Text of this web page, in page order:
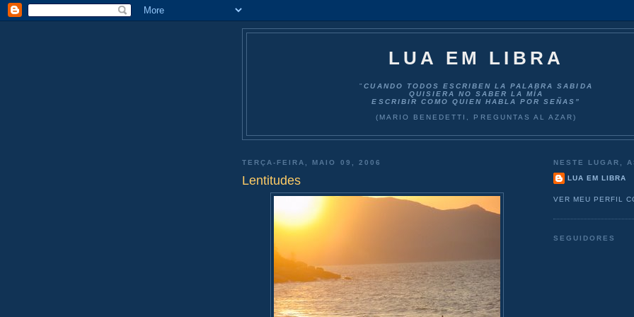
LUA EM LIBRA
"CUANDO TODOS ESCRIBEN LA PALABRA SABIDA
QUISIERA NO SABER LA MÍA
ESCRIBIR COMO QUIEN HABLA POR SEÑAS”
(MARIO BENEDETTI, PREGUNTAS AL AZAR)
TERÇA-FEIRA, MAIO 09, 2006
Lentitudes
NESTE LUGAR,
LUA EM LIBRA
VER MEU PERFIL
SEGUIDORES